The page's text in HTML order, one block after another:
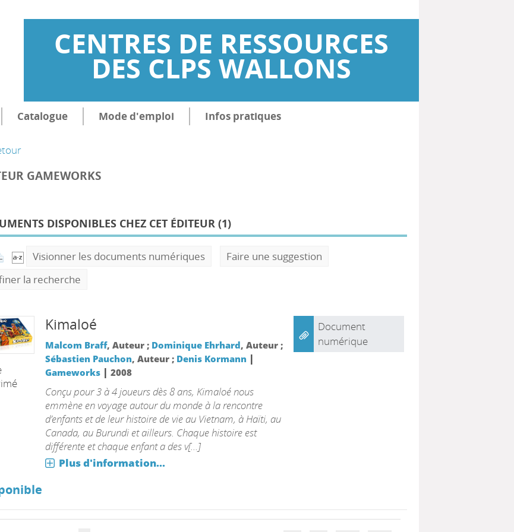
CENTRES DE RESSOURCES
DES CLPS WALLONS
Catalogue Mode d'emploi Infos pratiques
GAMEWORKS
DISPONIBLES CHEZ CET ÉDITEUR (1)
Visionner les documents numériques
Faire une suggestion
la recherche
Kimaloé
Malcom Braff, Auteur ; Dominique Ehrhard, Auteur ;
Sébastien Pauchon, Auteur ; Denis Kormann |
Gameworks| 2008
Conçu pour 3 à 4 joueurs dès 8 ans, Kimaloé nous
emmène en voyage autour du monde à la rencontre
d’enfants et de leur histoire de vie au Vietnam, à Haïti, au
Canada, au Burundi et ailleurs. Chaque histoire est
différente et chaque enfant a des v[...]
Plus d'information...
Document
numérique